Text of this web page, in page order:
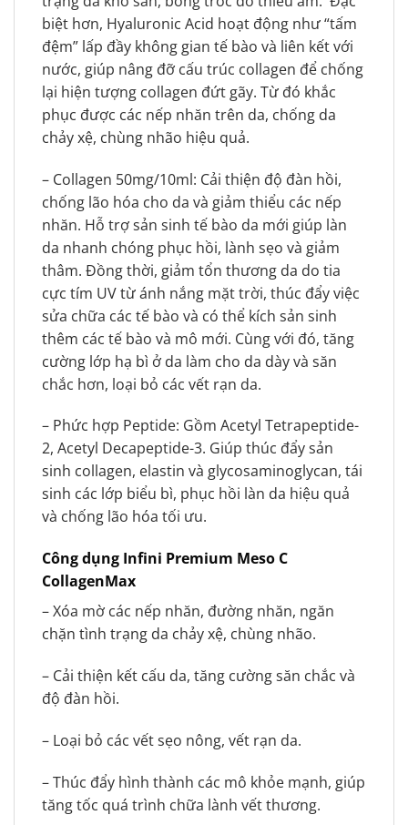
biệt hơn, Hyaluronic Acid hoạt động như “tấm
đệm” lấp đầy không gian tế bào và liên kết với
nước, giúp nâng đỡ cấu trúc collagen để chống
lại hiện tượng collagen đứt gãy. Từ đó khắc
phục được các nếp nhăn trên da, chống da
chảy xệ, chùng nhão hiệu quả.
– Collagen 50mg/10ml: Cải thiện độ đàn hồi,
chống lão hóa cho da và giảm thiểu các nếp
nhăn. Hỗ trợ sản sinh tế bào da mới giúp làn
da nhanh chóng phục hồi, lành sẹo và giảm
thâm. Đồng thời, giảm tổn thương da do tia
cực tím UV từ ánh nắng mặt trời, thúc đẩy việc
sửa chữa các tế bào và có thể kích sản sinh
thêm các tế bào và mô mới. Cùng với đó, tăng
cường lớp hạ bì ở da làm cho da dày và săn
chắc hơn, loại bỏ các vết rạn da.
– Phức hợp Peptide: Gồm Acetyl Tetrapeptide-
2, Acetyl Decapeptide-3. Giúp thúc đẩy sản
sinh collagen, elastin và glycosaminoglycan, tái
sinh các lớp biểu bì, phục hồi làn da hiệu quả
và chống lão hóa tối ưu.
Công dụng Infini Premium Meso C
CollagenMax
– Xóa mờ các nếp nhăn, đường nhăn, ngăn
chặn tình trạng da chảy xệ, chùng nhão.
– Cải thiện kết cấu da, tăng cường săn chắc và
độ đàn hồi.
– Loại bỏ các vết sẹo nông, vết rạn da.
– Thúc đẩy hình thành các mô khỏe mạnh, giúp
tăng tốc quá trình chữa lành vết thương.